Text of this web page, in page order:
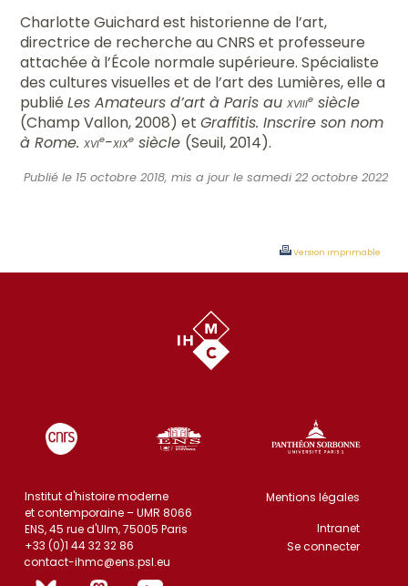
Charlotte Guichard est historienne de l’art,
directrice de recherche au CNRS et professeure
attachée à l’École normale supérieure. Spécialiste
des cultures visuelles et de l’art des Lumières, elle a
publiéLes Amateurs d’art à Paris auxviiie siècle
(Champ Vallon, 2008) etGraffitis. Inscrire son nom
à Rome.xvie-xixe siècle (Seuil, 2014).
Publié le 15 octobre 2018, mis a jour le samedi 22 octobre 2022
Version imprimable
Institut d'histoire moderne
et contemporaine – UMR 8066
ENS, 45 rue d'Ulm, 75005 Paris
+33 (0)1 44 32 32 86
contact-ihmc@ens.psl.eu
Mentions légales
Intranet
Se connecter